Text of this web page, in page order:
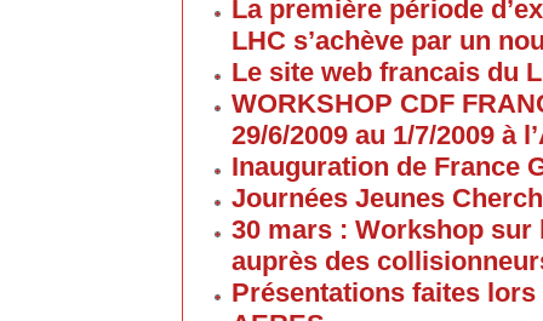
La première période
LHC s’achève par un
Le site web francais du
WORKSHOP CDF
29/6/2009 au 1/7/2009 à
Inauguration de France
Journées Jeunes
30 mars : Workshop
auprès des
Présentations faites